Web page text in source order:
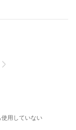
用していない